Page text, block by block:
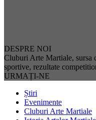
DESPRE NOI
Cluburi Arte Martiale,
sportive, rezultate
URMAȚI-NE
Știri
Evenimente
Cluburi Arte Martiale